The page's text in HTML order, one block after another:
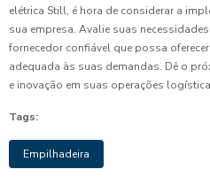
elétrica Still, é hora de considerar a
sua empresa. Avalie suas
fornecedor confiável que possa
adequada às suas demandas. Dê o
e inovação em suas operações
Tags:
Empilhadeira